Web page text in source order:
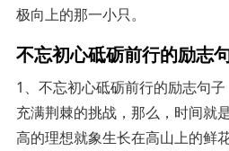
极向上的那一小只。
不忘初心砥砺前行的励志
1、不忘初心砥砺前行的励志句
充满荆棘的挑战，那么，时间就
高的理想就象生长在高山上的鲜